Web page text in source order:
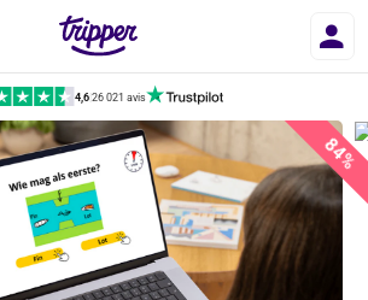
4,6|26 021 avis
84%